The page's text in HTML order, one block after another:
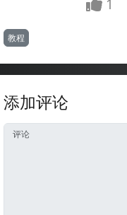
1
教程
添加评论